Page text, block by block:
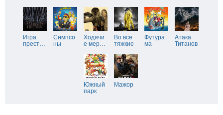
Игра
прест…
Симпсо
ны
Ходячи
е мер…
Во все
тяжкие
Футура
ма
Атака
Титанов
Южный
парк
Мажор